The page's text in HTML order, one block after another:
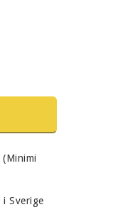
Sverige